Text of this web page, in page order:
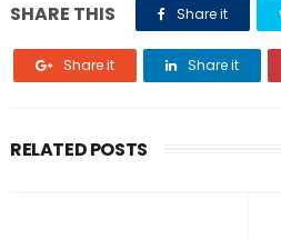
SHARE THIS Share it
Share it Share it
RELATED POSTS